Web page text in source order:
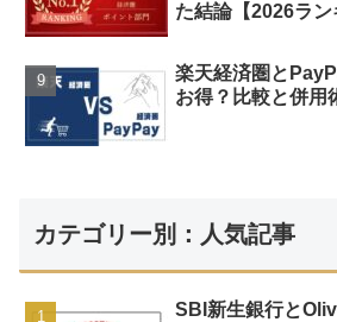
た結論【2026ラン
楽天経済圏と
お得？比較と併用
カテゴリー別：人気記事
SBI新生銀行と